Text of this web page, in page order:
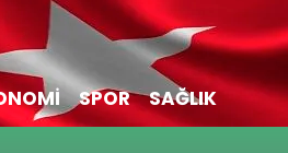
SPOR SAĞLIK